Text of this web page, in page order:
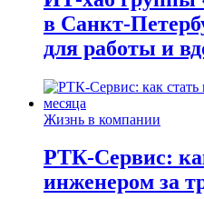
в Санкт-
для работы и
Жизнь в компании
РТК-Сервис:
инженером за